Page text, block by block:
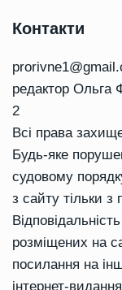
Контакти
редактор Ольга
2
Всі права
Будь-яке
судовому
з сайту тільки з
розміщених на
посилання на
інтернет-